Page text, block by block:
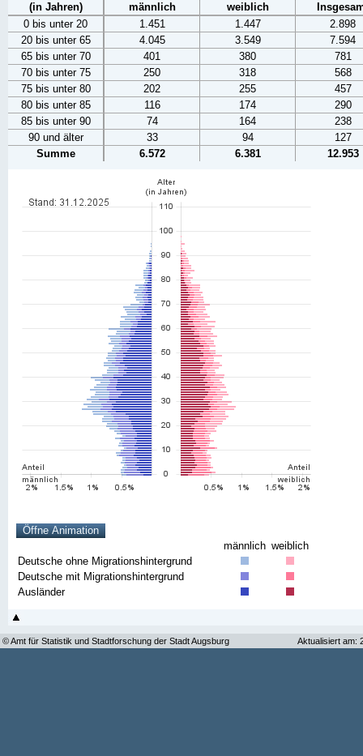
(in Jahren) männlich weiblich
0 bis unter 20
1.451 1.447
2.898
20 bis unter 65
4.045 3.549
7.594
65 bis unter 70
401 380
781
70 bis unter 75
250 318
568
75 bis unter 80
202 255
457
80 bis unter 85
116 174
290
85 bis unter 90
74 164
238
90 und älter
33 94
127
Summe
6.572 6.381 12.953
männlich weiblich
Deutsche ohne Migrationshintergrund
Deutsche mit Migrationshintergrund
Ausländer
© Amt für Statistik und Stadtforschung der Stadt Augsburg Aktualisiert am: